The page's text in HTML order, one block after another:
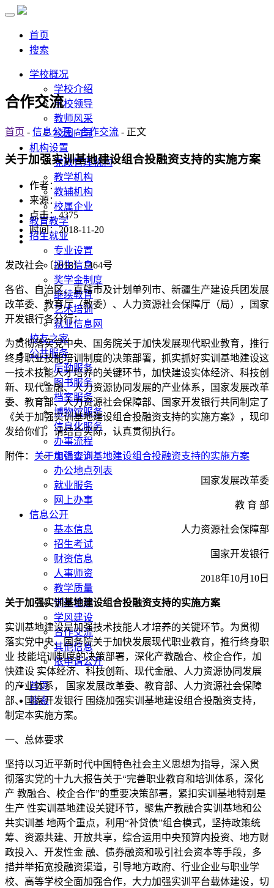
首页
搜索
学校概况
学校介绍
学校领导
教师风采
校园向导
机构设置
党政管理机构
教学机构
教辅机构
校属企业
教育教学
招生就业
专业设置
招生信息
奖学金制度
继续教育
艺术培训
就业信息网
校友之家
公共服务
后勤服务
图书服务
档案服务
博物馆服务
信息化服务
办事流程
电话查询
办公地点列表
就业服务
网上办事
信息公开
基本信息
招生考试
财资信息
人事师资
教学质量
学生管理
学风建设
合作交流
其他信息
依申请公开
首页
搜索
合作交流
首页 - 信息公开-合作交流 - 正文
关于加强实训基地建设组合投融资支持的实施方案
作者：
来源：
点击： 4375
时间：2018-11-20
发改社会〔2018〕1464号
各省、自治区、直辖市及计划单列市、新疆生产建设兵团发展
改革委、教育厅（教委）、人力资源社会保障厅（局），国家
开发银行各分行：
为贯彻落实党中央、国务院关于加快发展现代职业教育，推行
终身职业技能培训制度的决策部署，抓实抓好实训基地建设这
一技术技能人才培养的关键环节，加快建设实体经济、科技创
新、现代金融、人力资源协同发展的产业体系，国家发展改革
委、教育部、人力资源社会保障部、国家开发银行共同制定了
《关于加强实训基地建设组合投融资支持的实施方案》，现印
发给你们，请结合实际，认真贯彻执行。
附件： 关于加强实训基地建设组合投融资支持的实施方案
国家发展改革委
教 育 部
人力资源社会保障部
国家开发银行
2018年10月10日
关于加强实训基地建设组合投融资支持的实施方案
实训基地建设是加强技术技能人才培养的关键环节。为贯彻
落实党中央、国务院关于加快发展现代职业教育，推行终身职
业 技能培训制度的决策部署，深化产教融合、校企合作，加
快建设 实体经济、科技创新、现代金融、人力资源协同发展
的产业体系， 国家发展改革委、教育部、人力资源社会保障
部、国家开发银行 围绕加强实训基地建设组合投融资支持，
制定本实施方案。
一、总体要求
坚持以习近平新时代中国特色社会主义思想为指导，深入贯
彻落实党的十九大报告关于“完善职业教育和培训体系，深化
产 教融合、校企合作”的重要决策部署，紧扣实训基地特别是
生产 性实训基地建设关键环节，聚焦产教融合实训基地和公
共实训基 地两个重点，利用“补贷债”组合模式，坚持政策统
筹、资源共建、开放共享，综合运用中央预算内投资、地方财
政投入、开发性金 融、债券融资和吸引社会资本等手段，多
措并举拓宽投融资渠道，引导地方政府、行业企业与职业学
校、高等学校全面加强合作，大力加强实训平台载体建设，切